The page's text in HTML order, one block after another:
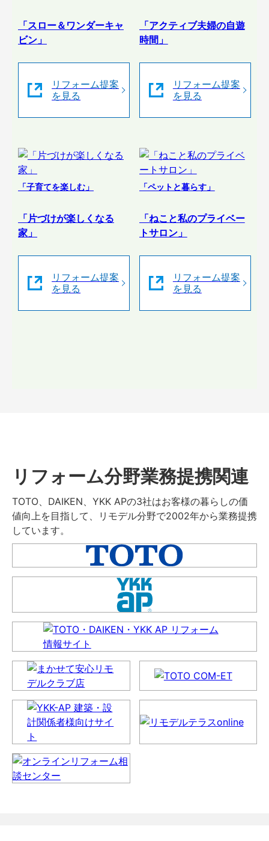
「スロー＆ワンダーキャ
ビン」
リフォーム提案
を見る
「アクティブ夫婦の自遊
時間」
リフォーム提案
を見る
「子育てを楽しむ」
「片づけが楽しくなる
家」
リフォーム提案
を見る
「ペットと暮らす」
「ねこと私のプライベー
トサロン」
リフォーム提案
を見る
リフォーム分野業務提携関連
TOTO、DAIKEN、YKK APの3社はお客様の暮らしの価
値向上を目指して、リモデル分野で2002年から業務提携
しています。